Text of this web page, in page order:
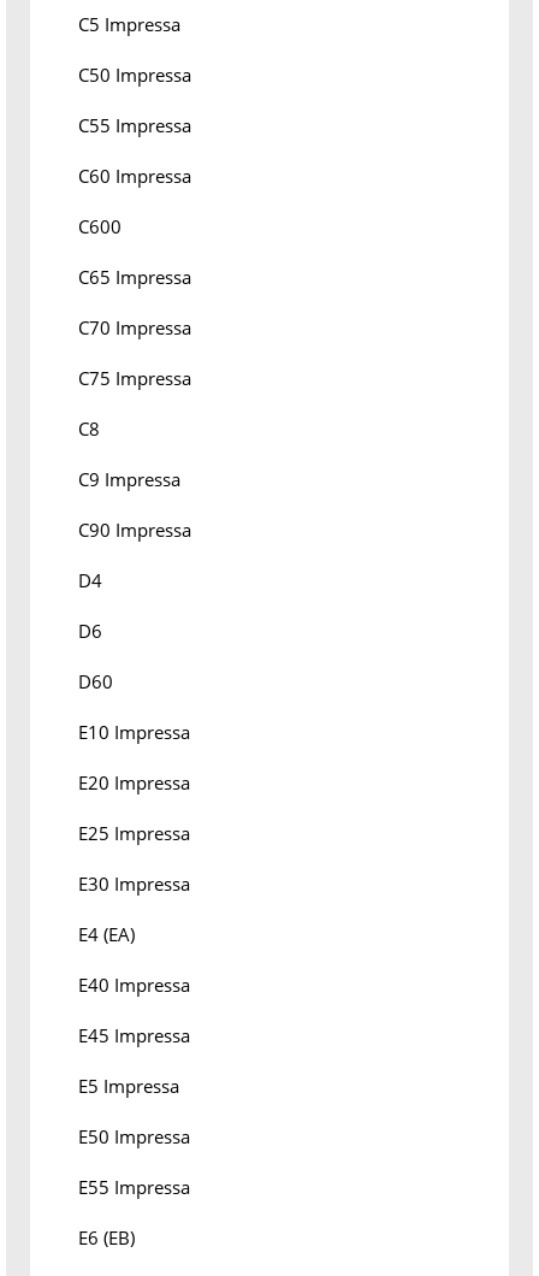
C5 Impressa
C50 Impressa
C55 Impressa
C60 Impressa
C600
C65 Impressa
C70 Impressa
C75 Impressa
C8
C9 Impressa
C90 Impressa
D4
D6
D60
E10 Impressa
E20 Impressa
E25 Impressa
E30 Impressa
E4 (EA)
E40 Impressa
E45 Impressa
E5 Impressa
E50 Impressa
E55 Impressa
E6 (EB)